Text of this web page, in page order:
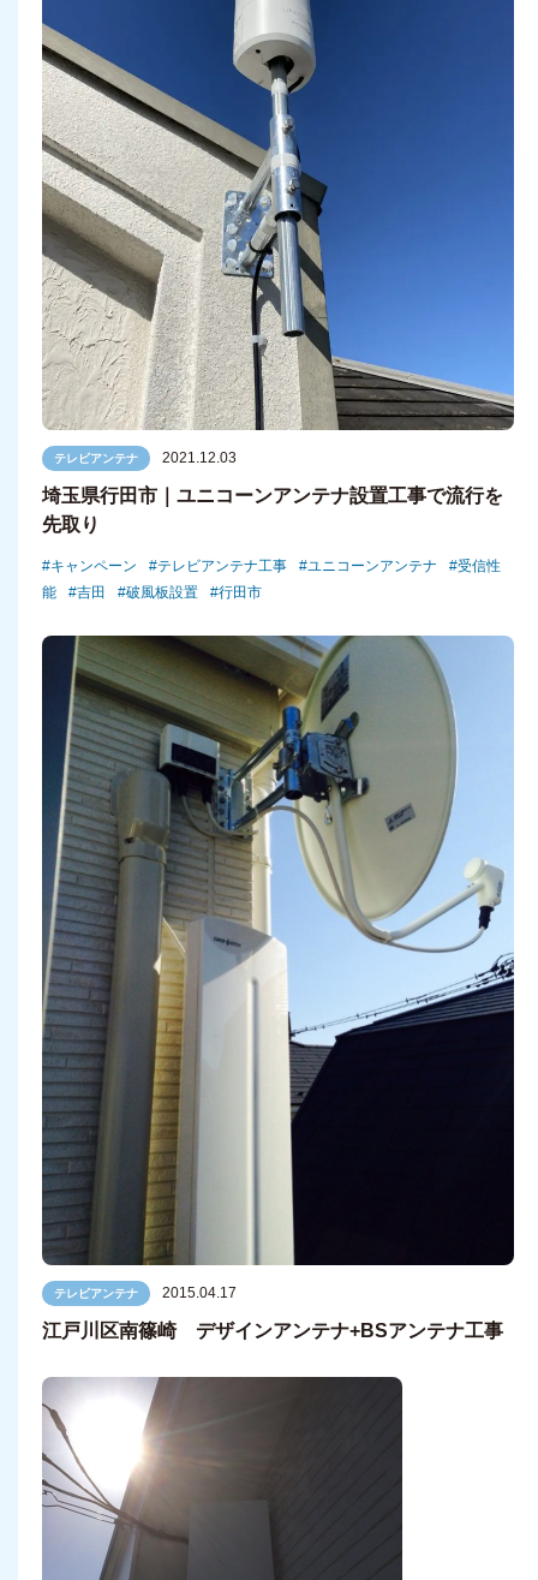
テレビアンテナ 2021.12.03
埼玉県行田市｜ユニコーンアンテナ設置工事で流行を
先取り
キャンペーン テレビアンテナ工事 ユニコーンアンテナ
受信性
能
吉田 破風板設置 行田市
テレビアンテナ 2015.04.17
江戸川区南篠崎 デザインアンテナ+BSアンテナ工事